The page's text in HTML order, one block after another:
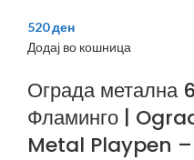
520ден
Додај во кошница
Ограда метална
Фламинго |
Metal Playpen